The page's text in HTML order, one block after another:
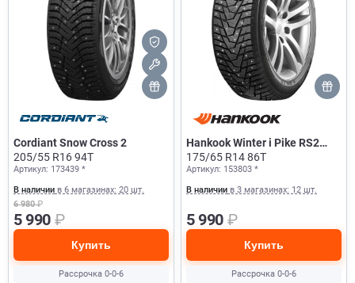
Cordiant Snow Cross 2
205/55 R16 94T
Артикул: 173439 *
В наличии в 6 магазинах: 20 шт.
6 980₽
5 990 ₽
Купить
Рассрочка 0-0-6
Hankook Winter i Pike RS2
W429
175/65 R14 86T
Артикул: 153803 *
В наличии в 3 магазинах: 12 шт.
5 990 ₽
Купить
Рассрочка 0-0-6